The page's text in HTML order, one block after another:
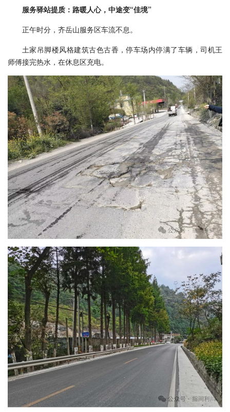
服务驿站提质：路暖人心，中途变“佳境”
正午时分，齐岳山服务区车流不息。
土家吊脚楼风格建筑古色古香，停车场内停满了车辆，司机王
师傅接完热水，在休息区充电。